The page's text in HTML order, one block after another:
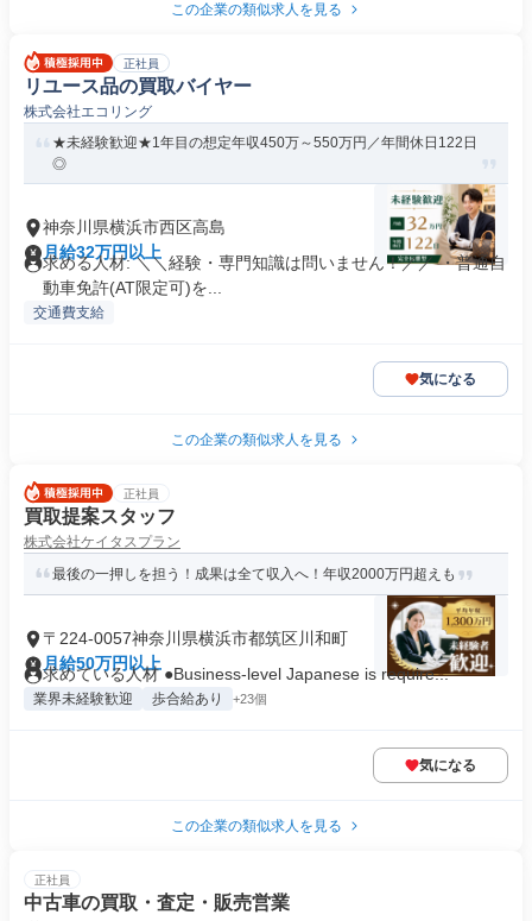
この企業の類似求人を見る
正社員
リユース品の買取バイヤー
株式会社エコリング
★未経験歓迎★1年目の想定年収450万～550万円／年間休日122日
◎
神奈川県横浜市西区高島
月給32万円以上
求める人材: ＼＼経験・専門知識は問いません！／／ ・普通自
動車免許(AT限定可)を...
交通費支給
気になる
この企業の類似求人を見る
正社員
買取提案スタッフ
株式会社ケイタスプラン
最後の一押しを担う！成果は全て収入へ！年収2000万円超えも
〒224-0057神奈川県横浜市都筑区川和町
月給50万円以上
求めている人材 ●Business-level Japanese is require...
業界未経験歓迎 歩合給あり +23個
気になる
この企業の類似求人を見る
正社員
中古車の買取・査定・販売営業